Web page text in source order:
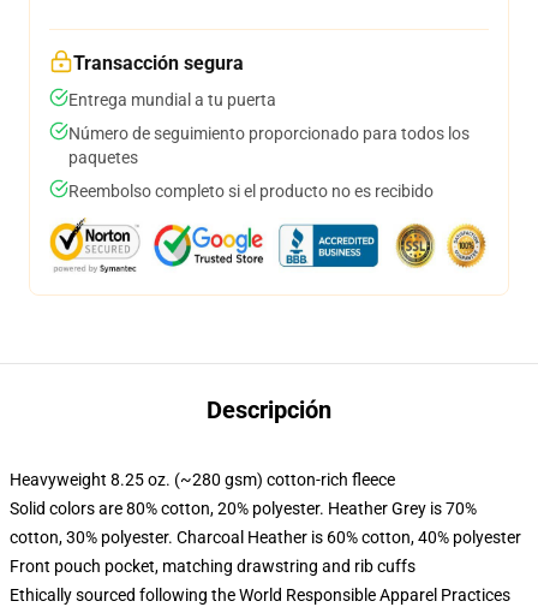
Transacción segura
Entrega mundial a tu puerta
Número de seguimiento proporcionado para todos los
paquetes
Reembolso completo si el producto no es recibido
Descripción
Heavyweight 8.25 oz. (~280 gsm) cotton-rich fleece
Solid colors are 80% cotton, 20% polyester. Heather Grey is 70%
cotton, 30% polyester. Charcoal Heather is 60% cotton, 40% polyester
Front pouch pocket, matching drawstring and rib cuffs
Ethically sourced following the World Responsible Apparel Practices